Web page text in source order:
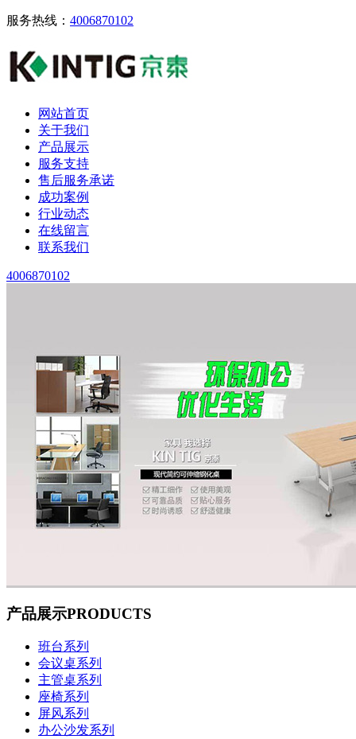
服务热线： 4006870102
网站首页
关于我们
产品展示
服务支持
售后服务承诺
成功案例
行业动态
在线留言
联系我们
4006870102
产品展示PRODUCTS
班台系列
会议桌系列
主管桌系列
座椅系列
屏风系列
办公沙发系列